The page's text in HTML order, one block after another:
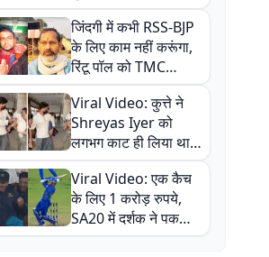
नौकरी वालों के खड़े हो गए
कान
जिंदगी में कभी RSS-BJP
के लिए काम नहीं करूंगा,
रिंटू पॉल को TMC
ऑफिस में ले जाकर पीटा,
Video वायरल
Viral Video: कुत्ते ने
Shreyas Iyer को
लगभग काट ही लिया था,
न्यूजीलैंड सीरीज से पहले
बाल-बाल बचे
Viral Video: एक कैच
के लिए 1 करोड़ रुपये,
SA20 में दर्शक ने पकड़ा
एक हाथ से गजब का कैच